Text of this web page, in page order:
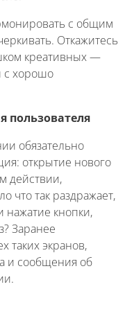
с общим
Откажитесь
креативных —
с хорошо
пользователя
обязательно
открытие нового
действии,
что так раздражает,
нажатие кнопки,
Заранее
таких экранов,
и сообщения об